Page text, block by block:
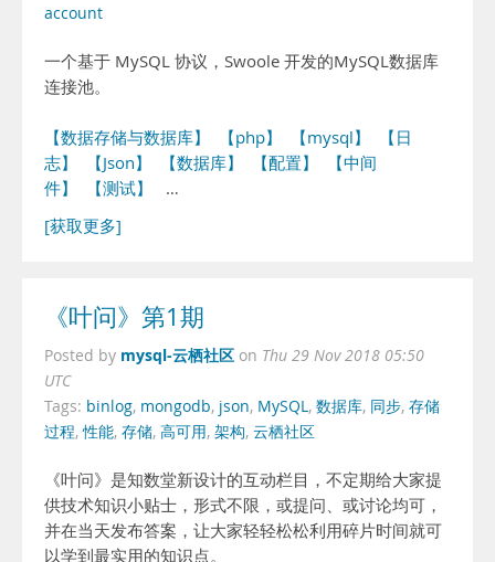
account
一个基于 MySQL 协议，Swoole 开发的MySQL数据库
连接池。
【数据存储与数据库】 【php】 【mysql】
【日
志】
【Json】 【数据库】 【配置】
【中间
件】
【测试】
…
[获取更多]
《叶问》第1期
Posted by mysql-云栖社区 on Thu 29 Nov 2018 05:50
UTC
Tags: binlog, mongodb, json, MySQL, 数据库, 同步, 存储
过程,性能, 存储, 高可用, 架构, 云栖社区
《叶问》是知数堂新设计的互动栏目，不定期给大家提
供技术知识小贴士，形式不限，或提问、或讨论均可，
并在当天发布答案，让大家轻轻松松利用碎片时间就可
以学到最实用的知识点。